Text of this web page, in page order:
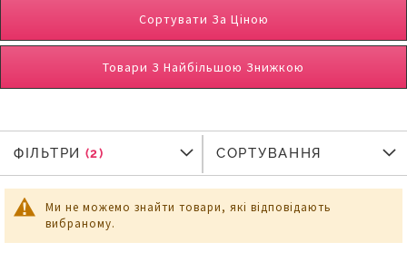
Сортувати За Ціною
Товари З Найбільшою Знижкою
Ми не можемо знайти товари, які відповідають
вибраному.
ФІЛЬТРИ
ФІЛЬТРИ СОРТУВАННЯ